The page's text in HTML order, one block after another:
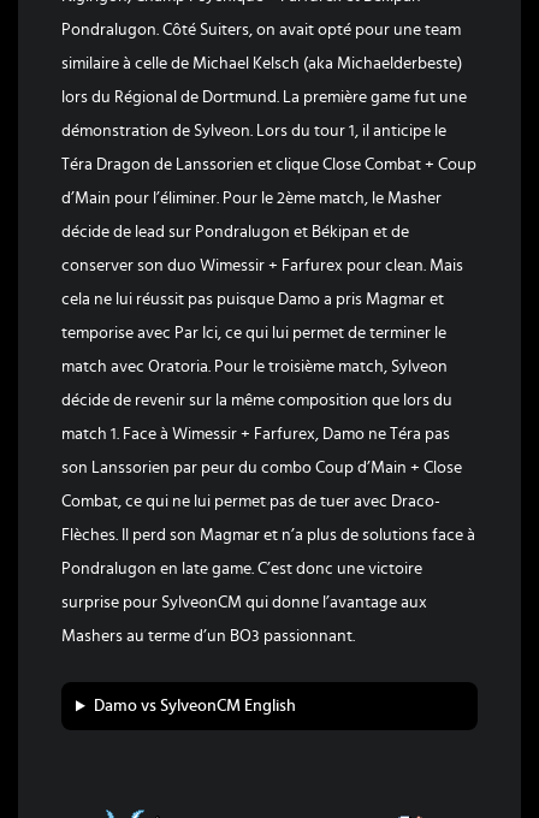
Pondralugon. Côté Suiters, on avait opté pour une team
similaire à celle de Michael Kelsch (aka Michaelderbeste)
lors du Régional de Dortmund. La première game fut une
démonstration de Sylveon. Lors du tour 1, il anticipe le
Téra Dragon de Lanssorien et clique Close Combat + Coup
d’Main pour l’éliminer. Pour le 2ème match, le Masher
décide de lead sur Pondralugon et Békipan et de
conserver son duo Wimessir + Farfurex pour clean. Mais
cela ne lui réussit pas puisque Damo a pris Magmar et
temporise avec Par Ici, ce qui lui permet de terminer le
match avec Oratoria. Pour le troisième match, Sylveon
décide de revenir sur la même composition que lors du
match 1. Face à Wimessir + Farfurex, Damo ne Téra pas
son Lanssorien par peur du combo Coup d’Main + Close
Combat, ce qui ne lui permet pas de tuer avec Draco-
Flèches. Il perd son Magmar et n’a plus de solutions face à
Pondralugon en late game. C’est donc une victoire
surprise pour SylveonCM qui donne l’avantage aux
Mashers au terme d’un BO3 passionnant.
Damo vs SylveonCM English